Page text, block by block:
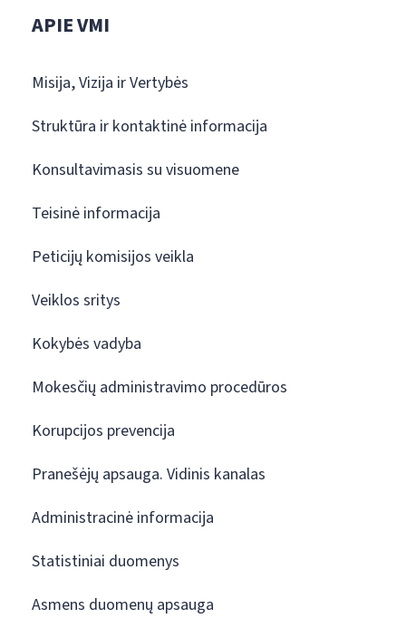
APIE VMI
Misija, Vizija ir Vertybės
Struktūra ir kontaktinė informacija
Konsultavimasis su visuomene
Teisinė informacija
Peticijų komisijos veikla
Veiklos sritys
Kokybės vadyba
Mokesčių administravimo procedūros
Korupcijos prevencija
Pranešėjų apsauga. Vidinis kanalas
Administracinė informacija
Statistiniai duomenys
Asmens duomenų apsauga